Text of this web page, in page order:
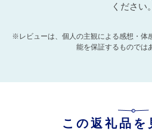
ください。
※レビューは、個人の主観による感想・体
能を保証するものでは
この返礼品を